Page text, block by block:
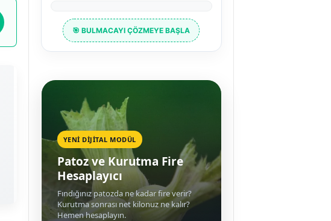
🎯 BULMACAYI ÇÖZMEYE BAŞLA
YENİ DİJİTAL MODÜL
Patoz ve Kurutma Fire
Hesaplayıcı
Fındığınız patozda ne kadar fire verir?
Kurutma sonrası net kilonuz ne kalır?
Hemen hesaplayın.